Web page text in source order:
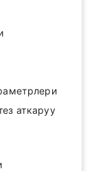
аткаруу